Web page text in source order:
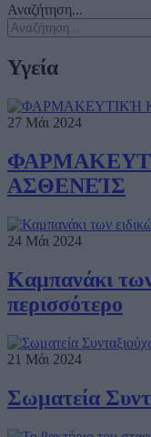
Αναζήτηση...
Υγεία
27 Μάι 2024
ΑΣΘΕΝΕΊΣ
24 Μάι 2024
Καμπανάκι των
περισσότερο
21 Μάι 2024
Σωματεία